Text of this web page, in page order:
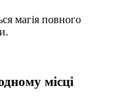
магія повного
місці